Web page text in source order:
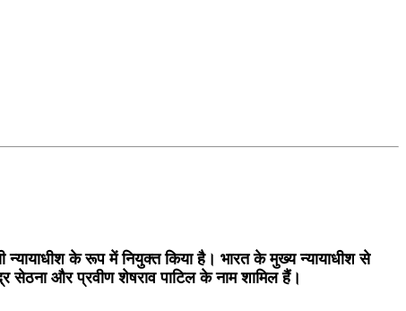
न्यायाधीश के रूप में नियुक्त किया है। भारत के मुख्य न्यायाधीश से
सेठना और प्रवीण शेषराव पाटिल के नाम शामिल हैं।